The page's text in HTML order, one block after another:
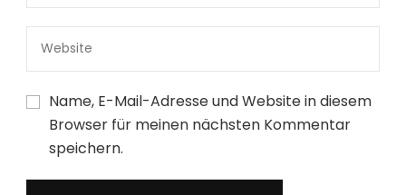
Name, E-Mail-Adresse und Website in diesem
Browser für meinen nächsten Kommentar
speichern.